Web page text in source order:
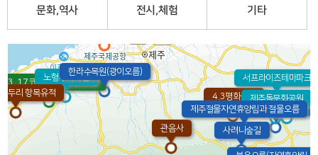
문화,역사 전시,체험 기타
4.3평화공원
23. 17코스(광령-제주시내)
관음사
교래자연휴양림
노형수퍼마켙
사려니숲길
서프라이즈테마파크
에코랜드
제주돌문화공원
제주절물자연휴양림과 절물오름
두리 항목유적
한라수목원(광이오름)